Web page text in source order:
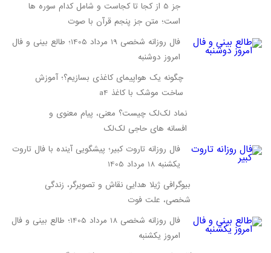
جز 5 از کجا تا کجاست و شامل کدام سوره ها
است؛ متن جز پنجم قرآن با صوت
فال روزانه شخصی 19 مرداد 1405؛ طالع بینی و فال
امروز دوشنبه
چگونه یک هواپیمای کاغذی بسازیم؟؛ آموزش
ساخت موشک با کاغذ a4
نماد لک‌لک چیست؟ معنی، پیام معنوی و
افسانه‌ های حاجی لک‌لک
فال روزانه تاروت کبیر؛ پیشگویی آینده با فال تاروت
یکشنبه 18 مرداد 1405
بیوگرافی ژیلا هدایی نقاش و تصویرگر، زندگی
شخصی، علت فوت
فال روزانه شخصی 18 مرداد 1405؛ طالع بینی و فال
امروز یکشنبه